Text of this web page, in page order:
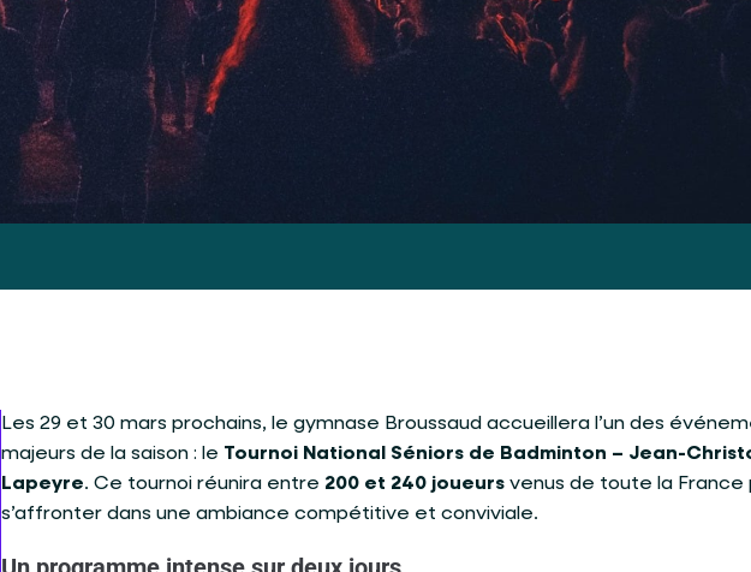
Les 29 et 30 mars prochains, le gymnase Broussaud accueillera l’un des
majeurs de la saison : le Tournoi National Séniors de Badminton – Jean-
Lapeyre. Ce tournoi réunira entre 200 et 240 joueurs venus de toute la France
s’affronter dans une ambiance compétitive et conviviale.